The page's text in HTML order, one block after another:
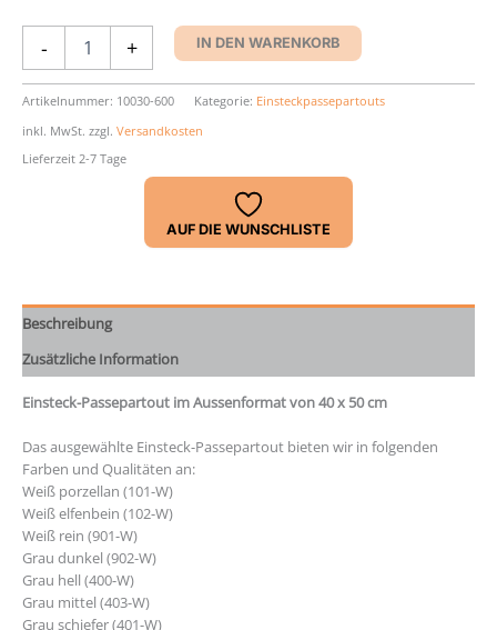
-
Passepartout
40
x
50
Menge
+ IN DEN WARENKORB
Artikelnummer: 10030-600 Kategorie: Einsteckpassepartouts
inkl. MwSt. zzgl. Versandkosten
Lieferzeit 2-7 Tage
AUF DIE WUNSCHLISTE
Beschreibung
Zusätzliche Information
Einsteck-Passepartout im Aussenformat von 40 x 50 cm
Das ausgewählte Einsteck-Passepartout bieten wir in folgenden
Farben und Qualitäten an:
Weiß porzellan (101-W)
Weiß elfenbein (102-W)
Weiß rein (901-W)
Grau dunkel (902-W)
Grau hell (400-W)
Grau mittel (403-W)
Grau schiefer (401-W)